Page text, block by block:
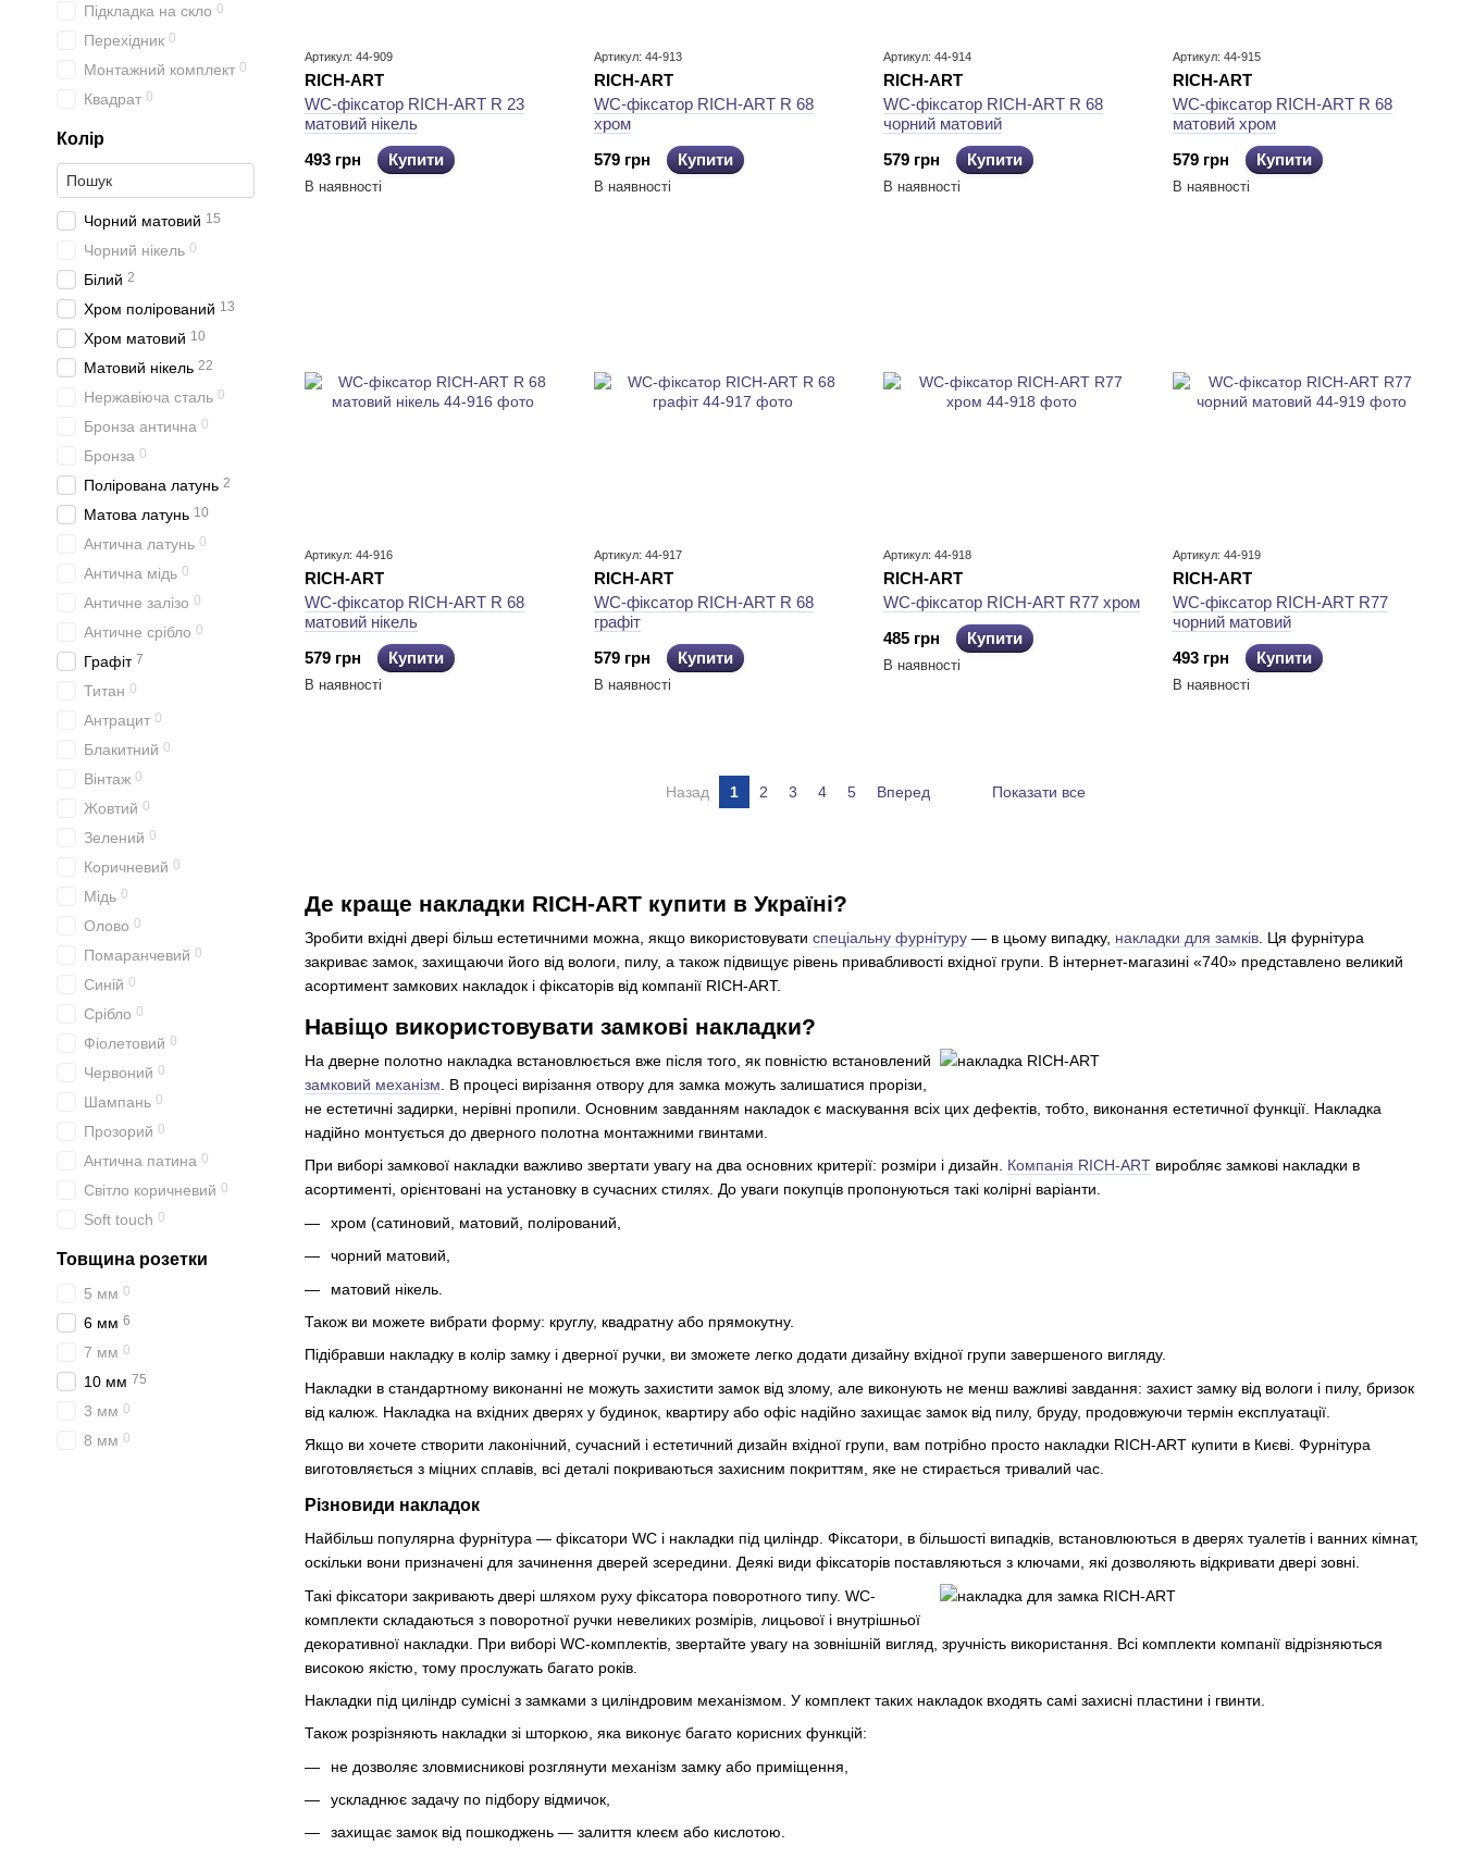
Де краще накладки RICH-ART купити в Україні?
Зробити вхідні двері більш естетичними можна, якщо використовувати спеціальну фурнітуру — в цьому випадку, накладки для замків . Ця фурнітура
закриває замок, захищаючи його від вологи, пилу, а також підвищує рівень привабливості вхідної групи. В інтернет-магазині «740» представлено великий
асортимент замкових накладок і фіксаторів від компанії RICH-ART.
Навіщо використовувати замкові накладки?
На дверне полотно накладка встановлюється вже після того, як повністю встановлений
замковий механізм . В процесі вирізання отвору для замка можуть залишатися прорізи,
не естетичні задирки, нерівні пропили. Основним завданням накладок є маскування всіх цих дефектів, тобто, виконання естетичної функції. Накладка
надійно монтується до дверного полотна монтажними гвинтами.
При виборі замкової накладки важливо звертати увагу на два основних критерії: розміри і дизайн. Компанія RICH-ART виробляє замкові накладки в
асортименті, орієнтовані на установку в сучасних стилях. До уваги покупців пропонуються такі колірні варіанти.
хром (сатиновий, матовий, полірований,
чорний матовий,
матовий нікель.
Також ви можете вибрати форму: круглу, квадратну або прямокутну.
Підібравши накладку в колір замку і дверної ручки, ви зможете легко додати дизайну вхідної групи завершеного вигляду.
Накладки в стандартному виконанні не можуть захистити замок від злому, але виконують не менш важливі завдання: захист замку від вологи і пилу, бризок
від калюж. Накладка на вхідних дверях у будинок, квартиру або офіс надійно захищає замок від пилу, бруду, продовжуючи термін експлуатації.
Якщо ви хочете створити лаконічний, сучасний і естетичний дизайн вхідної групи, вам потрібно просто накладки RICH-ART купити в Києві. Фурнітура
виготовляється з міцних сплавів, всі деталі покриваються захисним покриттям, яке не стирається тривалий час.
Різновиди накладок
Найбільш популярна фурнітура — фіксатори WC і накладки під циліндр. Фіксатори, в більшості випадків, встановлюються в дверях туалетів і ванних кімнат,
оскільки вони призначені для зачинення дверей зсередини. Деякі види фіксаторів поставляються з ключами, які дозволяють відкривати двері зовні.
Такі фіксатори закривають двері шляхом руху фіксатора поворотного типу. WC-
комплекти складаються з поворотної ручки невеликих розмірів, лицьової і внутрішньої
декоративної накладки. При виборі WC-комплектів, звертайте увагу на зовнішній вигляд, зручність використання. Всі комплекти компанії відрізняються
високою якістю, тому прослужать багато років.
Накладки під циліндр сумісні з замками з циліндровим механізмом. У комплект таких накладок входять самі захисні пластини і гвинти.
Також розрізняють накладки зі шторкою, яка виконує багато корисних функцій:
не дозволяє зловмисникові розглянути механізм замку або приміщення,
ускладнює задачу по підбору відмичок,
захищає замок від пошкоджень — залиття клеєм або кислотою.
Артикул: 44-909
RICH-ART
WC-фіксатор RICH-ART R 23
матовий нікель
493 грн
Купити
В наявності
Артикул: 44-913
RICH-ART
WC-фіксатор RICH-ART R 68
хром
579 грн
Купити
В наявності
Артикул: 44-914
RICH-ART
WC-фіксатор RICH-ART R 68
чорний матовий
579 грн
Купити
В наявності
Артикул: 44-915
RICH-ART
WC-фіксатор RICH-ART R 68
матовий хром
579 грн
Купити
В наявності
Артикул: 44-916
RICH-ART
WC-фіксатор RICH-ART R 68
матовий нікель
579 грн
Купити
В наявності
Артикул: 44-917
RICH-ART
WC-фіксатор RICH-ART R 68
графіт
579 грн
Купити
В наявності
Артикул: 44-918
RICH-ART
WC-фіксатор RICH-ART R77 хром
485 грн
Купити
В наявності
Артикул: 44-919
RICH-ART
WC-фіксатор RICH-ART R77
чорний матовий
493 грн
Купити
В наявності
Назад 1 2 3 4 5 Вперед Показати все
Підкладка на скло 0
Перехідник 0
Монтажний комплект 0
Квадрат 0
Колір
Чорний матовий 15
Чорний нікель 0
Білий 2
Хром полірований 13
Хром матовий 10
Матовий нікель 22
Нержавіюча сталь 0
Бронза антична 0
Бронза 0
Полірована латунь 2
Матова латунь 10
Антична латунь 0
Антична мідь 0
Античне залізо 0
Античне срібло 0
Графіт 7
Титан 0
Антрацит 0
Блакитний 0
Вінтаж 0
Жовтий 0
Зелений 0
Коричневий 0
Мідь 0
Олово 0
Помаранчевий 0
Синій 0
Срібло 0
Фіолетовий 0
Червоний 0
Шампань 0
Прозорий 0
Антична патина 0
Світло коричневий 0
Soft touch 0
Товщина розетки
5 мм 0
6 мм 6
7 мм 0
10 мм 75
3 мм 0
8 мм 0